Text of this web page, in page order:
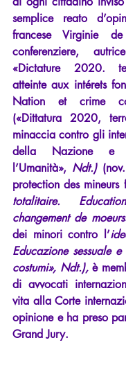
semplice reato
francese Virginie de
conferenziere,
«Dictature 2020.
atteinte aux intérets
Nation et crime
(«Dittatura 2020,
minaccia contro gli
della Nazione e
l’Umanità», Ndt.)
protection des mineurs
totalitaire.
changement de
dei minori contro l’
Educazione sessuale
costumi», Ndt.), è
di avvocati
vita alla Corte
opinione e ha preso
Grand Jury.